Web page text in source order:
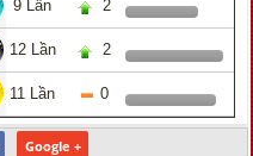
9 Lần 2
12 Lần 2
11 Lần 0
Google +